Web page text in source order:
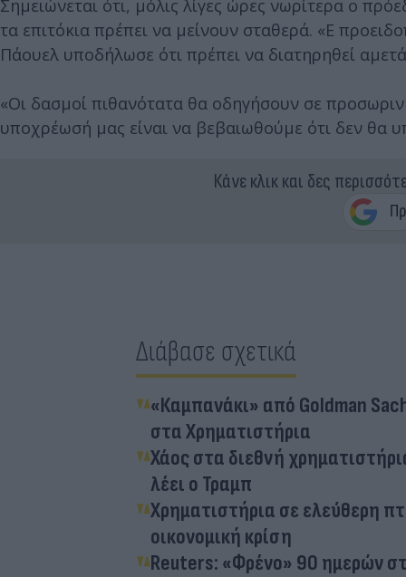
Σημειώνεται ότι, μόλις λίγες ώρες νωρίτερα ο
τα επιτόκια πρέπει να μείνουν σταθερά. «Ε
Πάουελ υποδήλωσε ότι πρέπει να διατηρηθεί
«Οι δασμοί πιθανότατα θα οδηγήσουν σε
υποχρέωσή μας είναι να βεβαιωθούμε ότι δεν θα
Κάνε κλικ και δες
Διάβασε σχετικά
«Καμπανάκι» από Goldman
στα Χρηματιστήρια
Χάος στα διεθνή
λέει ο Τραμπ
Χρηματιστήρια σε ελεύθερη
οικονομική κρίση
Reuters: «Φρένο» 90 ημερών